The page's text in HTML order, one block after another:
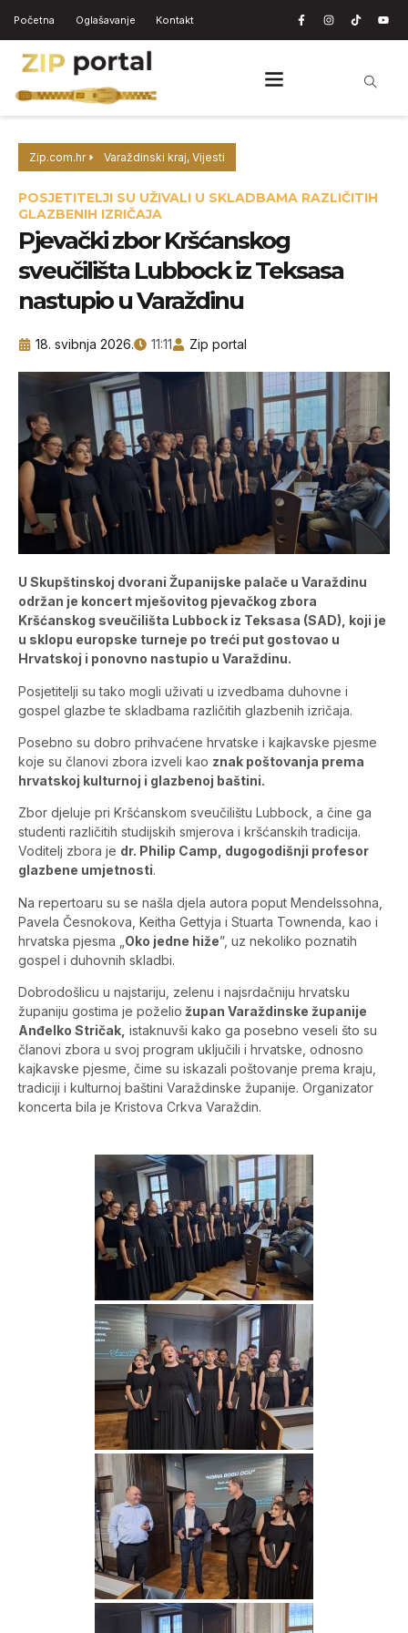
Početna Oglašavanje Kontakt
Zip.com.hr Varaždinski kraj, Vijesti
POSJETITELJI SU UŽIVALI U SKLADBAMA RAZLIČITIH
GLAZBENIH IZRIČAJA
Pjevački zbor Kršćanskog
sveučilišta Lubbock iz Teksasa
nastupio u Varaždinu
18. svibnja 2026. 11:11 Zip portal
U Skupštinskoj dvorani Županijske palače u Varaždinu
održan je koncert mješovitog pjevačkog zbora
Kršćanskog sveučilišta Lubbock iz Teksasa (SAD), koji je
u sklopu europske turneje po treći put gostovao u
Hrvatskoj i ponovno nastupio u Varaždinu.
Posjetitelji su tako mogli uživati u izvedbama duhovne i
gospel glazbe te skladbama različitih glazbenih izričaja.
Posebno su dobro prihvaćene hrvatske i kajkavske pjesme
koje su članovi zbora izveli kao znak poštovanja prema
hrvatskoj kulturnoj i glazbenoj baštini.
Zbor djeluje pri Kršćanskom sveučilištu Lubbock, a čine ga
studenti različitih studijskih smjerova i kršćanskih tradicija.
Voditelj zbora je dr. Philip Camp, dugogodišnji profesor
glazbene umjetnosti.
Na repertoaru su se našla djela autora poput Mendelssohna,
Pavela Česnokova, Keitha Gettyja i Stuarta Townenda, kao i
hrvatska pjesma „ Oko jedne hiže”, uz nekoliko poznatih
gospel i duhovnih skladbi.
Dobrodošlicu u najstariju, zelenu i najsrdačniju hrvatsku
županiju gostima je poželio župan Varaždinske županije
Anđelko Stričak, istaknuvši kako ga posebno veseli što su
članovi zbora u svoj program uključili i hrvatske, odnosno
kajkavske pjesme, čime su iskazali poštovanje prema kraju,
tradiciji i kulturnoj baštini Varaždinske županije. Organizator
koncerta bila je Kristova Crkva Varaždin.